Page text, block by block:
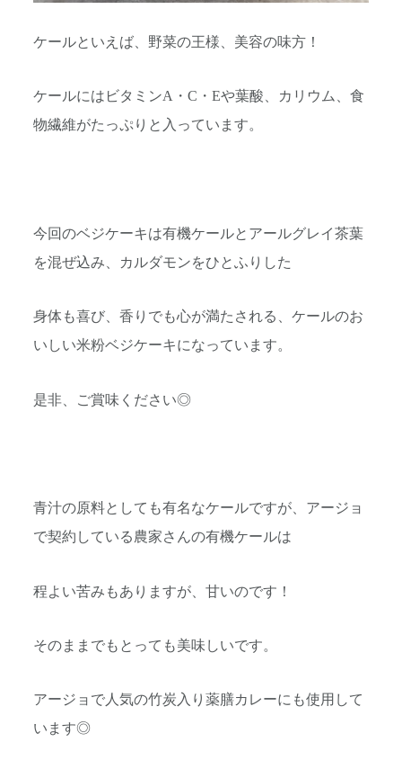
ケールといえば、野菜の王様、美容の味方！
ケールにはビタミンA・C・Eや葉酸、カリウム、食
物繊維がたっぷりと入っています。
今回のベジケーキは有機ケールとアールグレイ茶葉
を混ぜ込み、カルダモンをひとふりした
身体も喜び、香りでも心が満たされる、ケールのお
いしい米粉ベジケーキになっています。
是非、ご賞味ください◎
青汁の原料としても有名なケールですが、アージョ
で契約している農家さんの有機ケールは
程よい苦みもありますが、甘いのです！
そのままでもとっても美味しいです。
アージョで人気の竹炭入り薬膳カレーにも使用して
います◎